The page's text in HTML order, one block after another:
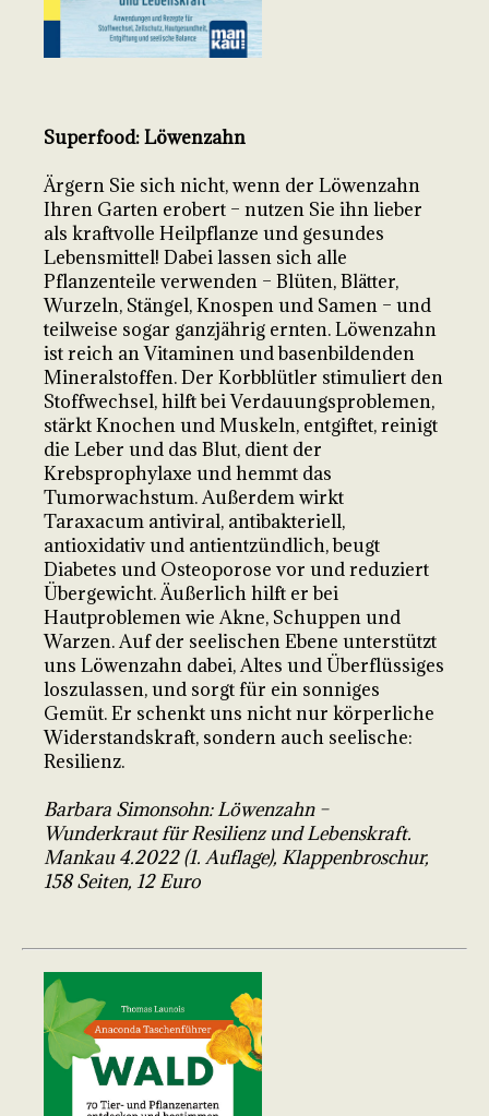
Superfood: Löwenzahn
Ärgern Sie sich nicht, wenn der Löwenzahn
Ihren Garten erobert – nutzen Sie ihn lieber
als kraftvolle Heilpflanze und gesundes
Lebensmittel! Dabei lassen sich alle
Pflanzenteile verwenden – Blüten, Blätter,
Wurzeln, Stängel, Knospen und Samen – und
teilweise sogar ganzjährig ernten. Löwenzahn
ist reich an Vitaminen und basenbildenden
Mineralstoffen. Der Korbblütler stimuliert den
Stoffwechsel, hilft bei Verdauungsproblemen,
stärkt Knochen und Muskeln, entgiftet, reinigt
die Leber und das Blut, dient der
Krebsprophylaxe und hemmt das
Tumorwachstum. Außerdem wirkt
Taraxacum antiviral, antibakteriell,
antioxidativ und antientzündlich, beugt
Diabetes und Osteoporose vor und reduziert
Übergewicht. Äußerlich hilft er bei
Hautproblemen wie Akne, Schuppen und
Warzen. Auf der seelischen Ebene unterstützt
uns Löwenzahn dabei, Altes und Überflüssiges
loszulassen, und sorgt für ein sonniges
Gemüt. Er schenkt uns nicht nur körperliche
Widerstandskraft, sondern auch seelische:
Resilienz.
Barbara Simonsohn: Löwenzahn –
Wunderkraut für Resilienz und Lebenskraft.
Mankau 4.2022 (1. Auflage), Klappenbroschur,
158 Seiten, 12 Euro